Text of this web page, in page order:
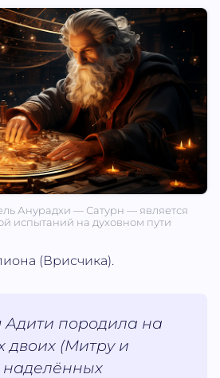
Анурадхи — Сатурн — является
испытаний на духовном пути
(Врисчика).
Адити породила на
двоих (Митру и
наделённых